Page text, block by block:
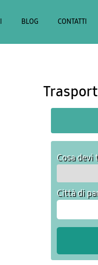
BLOG CONTATTI
Cosa devi
Città di